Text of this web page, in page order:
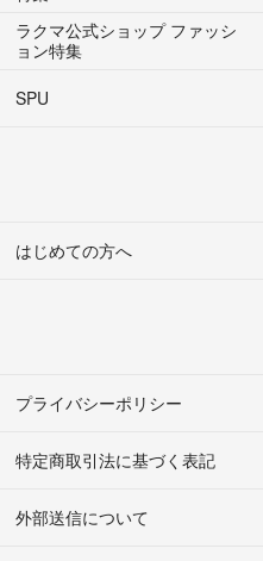
ラクマ公式ショップ ファッシ
ョン特集
SPU
はじめての方へ
プライバシーポリシー
特定商取引法に基づく表記
外部送信について